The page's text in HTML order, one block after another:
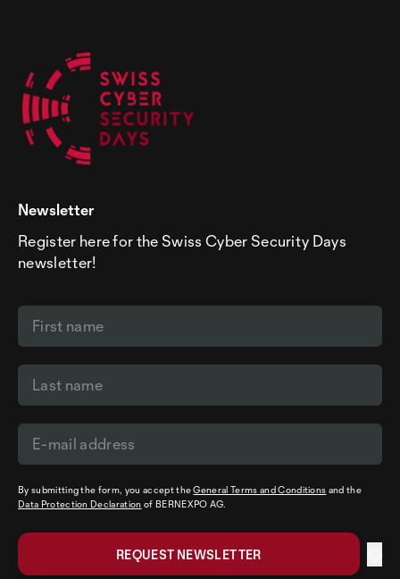
Newsletter
Register here for the Swiss Cyber Security Days
newsletter!
By submitting the form, you accept theGeneral Terms and Conditions and the
Data Protection Declaration of BERNEXPO AG.